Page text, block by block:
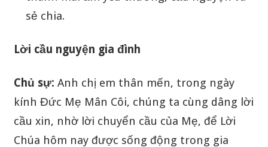
sẻ chia.
Lời cầu nguyện gia đình
Chủ sự: Anh chị em thân mến, trong ngày
kính Đức Mẹ Mân Côi, chúng ta cùng dâng lời
cầu xin, nhờ lời chuyển cầu của Mẹ, để Lời
Chúa hôm nay được sống động trong gia